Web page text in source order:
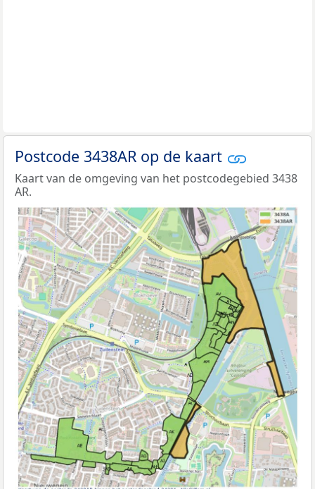
Postcode 3438AR op de kaart
Kaart van de omgeving van het postcodegebied 3438
AR.